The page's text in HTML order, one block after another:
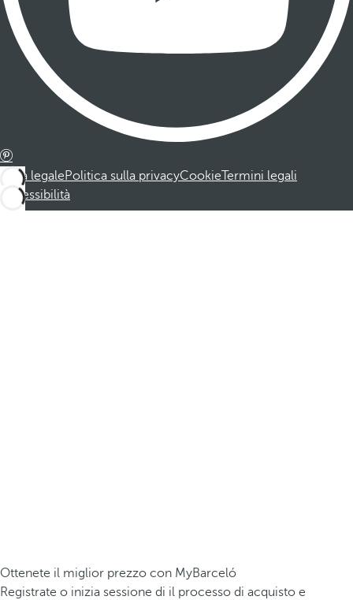
Nota legalePolitica sulla privacyCookieTermini legali
Accessibilità
Ottenete il miglior prezzo con MyBarceló
Registrate o inizia sessione di il processo di acquisto e